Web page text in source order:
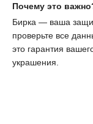
Почему это
Бирка — ваша
проверьте все
это гарантия
украшения.